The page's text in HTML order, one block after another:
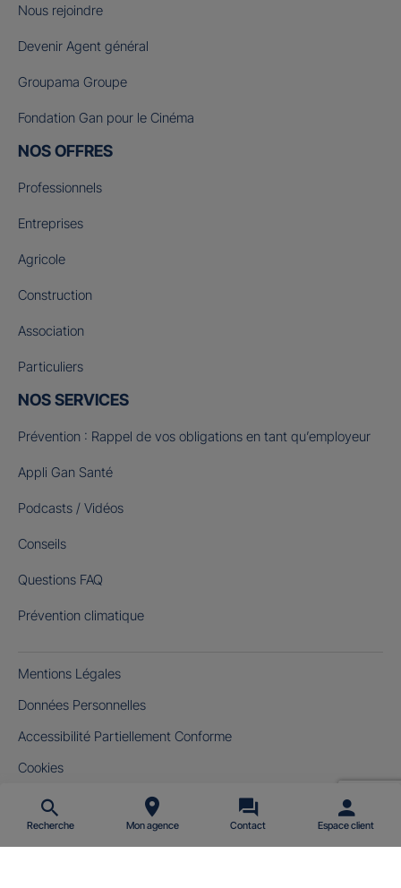
Recherche Mon agence Contact Espace client
Nous rejoindre
Devenir Agent général
Groupama Groupe
Fondation Gan pour le Cinéma
NOS OFFRES
Professionnels
Entreprises
Agricole
Construction
Association
Particuliers
NOS SERVICES
Prévention : Rappel de vos obligations en tant qu’employeur
Appli Gan Santé
Podcasts / Vidéos
Conseils
Questions FAQ
Prévention climatique
Mentions Légales
Données Personnelles
Accessibilité Partiellement Conforme
Cookies
Gérer mes cookies